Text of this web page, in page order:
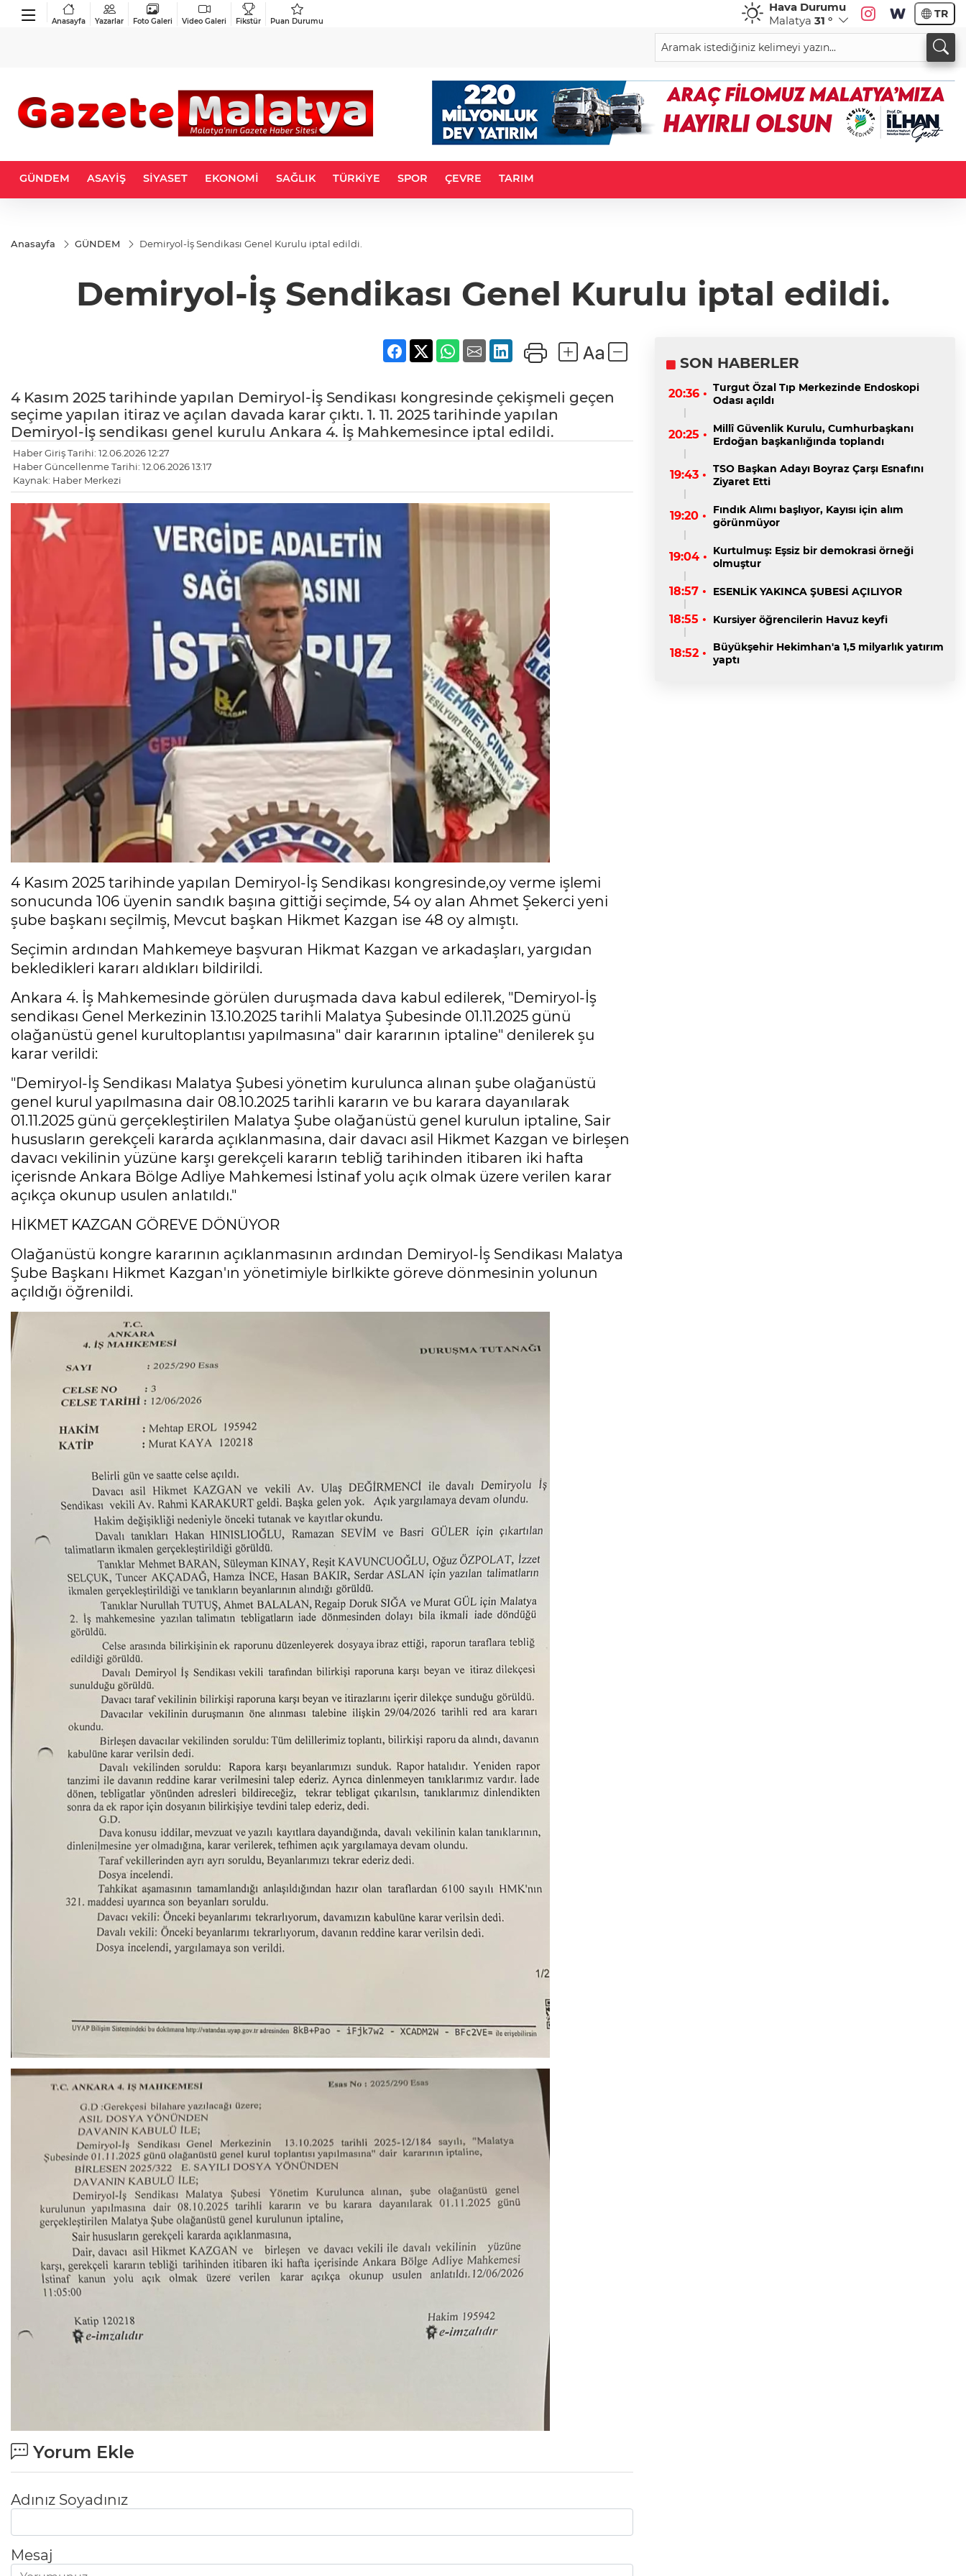
Anasayfa Yazarlar Foto Galeri Video Galeri Fikstür Puan Durumu
Hava Durumu
Malatya 31 ° TR
GÜNDEM ASAYİŞ SİYASET EKONOMİ SAĞLIK TÜRKİYE SPOR ÇEVRE TARIM
Anasayfa GÜNDEM Demiryol-İş Sendikası Genel Kurulu iptal edildi.
Demiryol-İş Sendikası Genel Kurulu iptal edildi.
4 Kasım 2025 tarihinde yapılan Demiryol-İş Sendikası kongresinde çekişmeli geçen
seçime yapılan itiraz ve açılan davada karar çıktı. 1. 11. 2025 tarihinde yapılan
Demiryol-İş sendikası genel kurulu Ankara 4. İş Mahkemesince iptal edildi.
Haber Giriş Tarihi: 12.06.2026 12:27
Haber Güncellenme Tarihi: 12.06.2026 13:17
Kaynak: Haber Merkezi
4 Kasım 2025 tarihinde yapılan Demiryol-İş Sendikası kongresinde,oy verme işlemi
sonucunda 106 üyenin sandık başına gittiği seçimde, 54 oy alan Ahmet Şekerci yeni
şube başkanı seçilmiş, Mevcut başkan Hikmet Kazgan ise 48 oy almıştı.
Seçimin ardından Mahkemeye başvuran Hikmat Kazgan ve arkadaşları, yargıdan
bekledikleri kararı aldıkları bildirildi.
Ankara 4. İş Mahkemesinde görülen duruşmada dava kabul edilerek, "Demiryol-İş
sendikası Genel Merkezinin 13.10.2025 tarihli Malatya Şubesinde 01.11.2025 günü
olağanüstü genel kurultoplantısı yapılmasına" dair kararının iptaline" denilerek şu
karar verildi:
"Demiryol-İş Sendikası Malatya Şubesi yönetim kurulunca alınan şube olağanüstü
genel kurul yapılmasına dair 08.10.2025 tarihli kararın ve bu karara dayanılarak
01.11.2025 günü gerçekleştirilen Malatya Şube olağanüstü genel kurulun iptaline, Sair
hususların gerekçeli kararda açıklanmasına, dair davacı asil Hikmet Kazgan ve birleşen
davacı vekilinin yüzüne karşı gerekçeli kararın tebliğ tarihinden itibaren iki hafta
içerisnde Ankara Bölge Adliye Mahkemesi İstinaf yolu açık olmak üzere verilen karar
açıkça okunup usulen anlatıldı."
HİKMET KAZGAN GÖREVE DÖNÜYOR
Olağanüstü kongre kararının açıklanmasının ardından Demiryol-İş Sendikası Malatya
Şube Başkanı Hikmet Kazgan'ın yönetimiyle birlkikte göreve dönmesinin yolunun
açıldığı öğrenildi.
Yorum Ekle
Adınız Soyadınız
Mesaj
SON HABERLER
20:36 • Turgut Özal Tıp Merkezinde Endoskopi
Odası açıldı
20:25 • Millî Güvenlik Kurulu, Cumhurbaşkanı
Erdoğan başkanlığında toplandı
19:43 • TSO Başkan Adayı Boyraz Çarşı Esnafını
Ziyaret Etti
19:20 •
Fındık Alımı başlıyor, Kayısı için alım
görünmüyor
19:04 • Kurtulmuş: Eşsiz bir demokrasi örneği
olmuştur
18:57 • ESENLİK YAKINCA ŞUBESİ AÇILIYOR
18:55 • Kursiyer öğrencilerin Havuz keyfi
18:52 •
Büyükşehir Hekimhan'a 1,5 milyarlık yatırım
yaptı